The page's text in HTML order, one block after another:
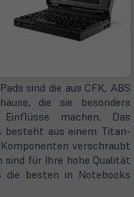
sind die aus CFK, ABS
die sie besonders
machen. Das
besteht aus einem Titan-
verschraubt
sind für Ihre hohe Qualität
besten in Notebooks